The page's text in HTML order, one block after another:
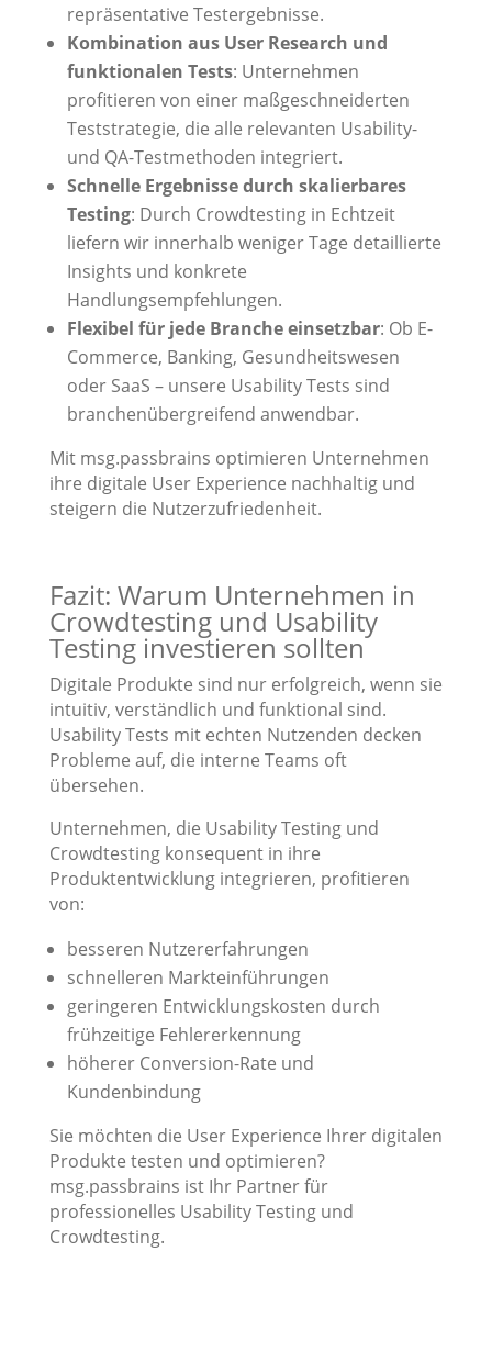
repräsentative Testergebnisse.
Kombination aus User Research und
funktionalen Tests: Unternehmen
profitieren von einer maßgeschneiderten
Teststrategie, die alle relevanten Usability-
und QA-Testmethoden integriert.
Schnelle Ergebnisse durch skalierbares
Testing: Durch Crowdtesting in Echtzeit
liefern wir innerhalb weniger Tage detaillierte
Insights und konkrete
Handlungsempfehlungen.
Flexibel für jede Branche einsetzbar: Ob E-
Commerce, Banking, Gesundheitswesen
oder SaaS – unsere Usability Tests sind
branchenübergreifend anwendbar.
Mit msg.passbrains optimieren Unternehmen
ihre digitale User Experience nachhaltig und
steigern die Nutzerzufriedenheit.
Fazit: Warum Unternehmen in
Crowdtesting und Usability
Testing investieren sollten
Digitale Produkte sind nur erfolgreich, wenn sie
intuitiv, verständlich und funktional sind.
Usability Tests mit echten Nutzenden decken
Probleme auf, die interne Teams oft
übersehen.
Unternehmen, die Usability Testing und
Crowdtesting konsequent in ihre
Produktentwicklung integrieren, profitieren
von:
besseren Nutzererfahrungen
schnelleren Markteinführungen
geringeren Entwicklungskosten durch
frühzeitige Fehlererkennung
höherer Conversion-Rate und
Kundenbindung
Sie möchten die User Experience Ihrer digitalen
Produkte testen und optimieren?
msg.passbrains ist Ihr Partner für
professionelles Usability Testing und
Crowdtesting.